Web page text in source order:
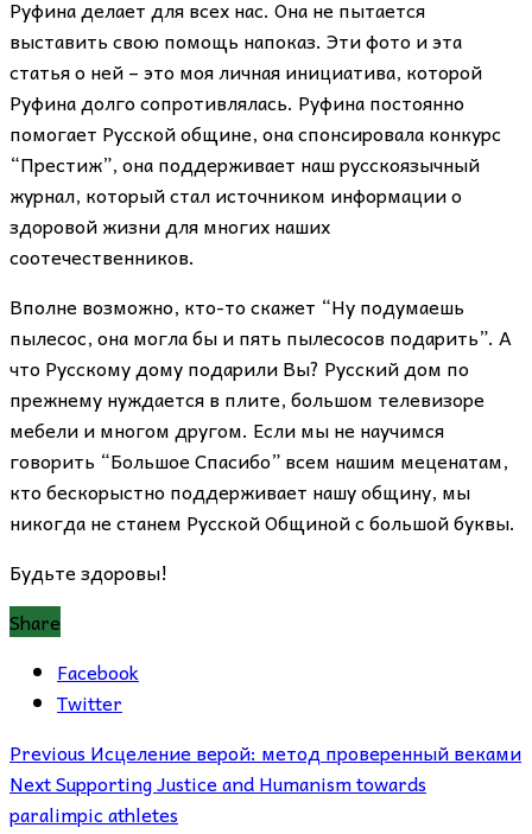
Руфина делает для всех нас. Она не пытается
выставить свою помощь напоказ. Эти фото и эта
статья о ней – это моя личная инициатива, которой
Руфина долго сопротивлялась. Руфина постоянно
помогает Русской общине, она спонсировала конкурс
“Престиж”, она поддерживает наш русскоязычный
журнал, который стал источником информации о
здоровой жизни для многих наших
соотечественников.
Вполне возможно, кто-то скажет “Ну подумаешь
пылесос, она могла бы и пять пылесосов подарить”. А
что Русскому дому подарили Вы? Русский дом по
прежнему нуждается в плите, большом телевизоре
мебели и многом другом. Если мы не научимся
говорить “Большое Спасибо” всем нашим меценатам,
кто бескорыстно поддерживает нашу общину, мы
никогда не станем Русской Общиной с большой буквы.
Будьте здоровы!
Share
Facebook
Twitter
Previous Исцеление верой: метод проверенный веками
NextSupporting Justice and Humanism towards
paralimpic athletes